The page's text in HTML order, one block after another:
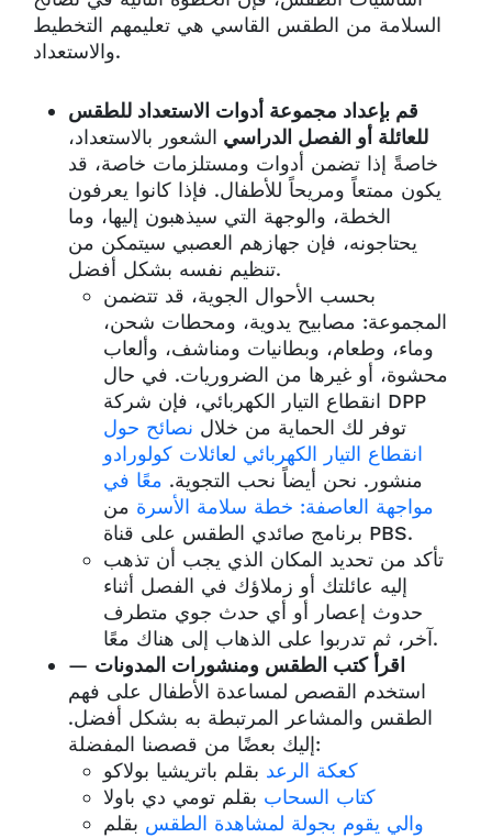
السلامة من الطقس القاسي هي تعليمهم التخطيط
والاستعداد.
قم بإعداد مجموعة أدوات الاستعداد للطقس
للعائلة أو الفصل الدراسي الشعور بالاستعداد،
خاصةً إذا تضمن أدوات ومستلزمات خاصة، قد
يكون ممتعاً ومريحاً للأطفال. فإذا كانوا يعرفون
الخطة، والوجهة التي سيذهبون إليها، وما
يحتاجونه، فإن جهازهم العصبي سيتمكن من
تنظيم نفسه بشكل أفضل.
بحسب الأحوال الجوية، قد تتضمن
المجموعة: مصابيح يدوية، ومحطات شحن،
وماء، وطعام، وبطانيات ومناشف، وألعاب
محشوة، أو غيرها من الضروريات. في حال
انقطاع التيار الكهربائي، فإن شركة DPP
توفر لك الحماية من خلال نصائح حول
انقطاع التيار الكهربائي لعائلات كولورادو
منشور. نحن أيضاً نحب التجوية. معًا في
مواجهة العاصفة: خطة سلامة الأسرة من
برنامج صائدي الطقس على قناة PBS.
تأكد من تحديد المكان الذي يجب أن تذهب
إليه عائلتك أو زملاؤك في الفصل أثناء
حدوث إعصار أو أي حدث جوي متطرف
آخر، ثم تدربوا على الذهاب إلى هناك معًا.
اقرأ كتب الطقس ومنشورات المدونات —
استخدم القصص لمساعدة الأطفال على فهم
الطقس والمشاعر المرتبطة به بشكل أفضل.
إليك بعضًا من قصصنا المفضلة:
كعكة الرعد بقلم باتريشيا بولاكو
كتاب السحاب بقلم تومي دي باولا
والي يقوم بجولة لمشاهدة الطقس بقلم